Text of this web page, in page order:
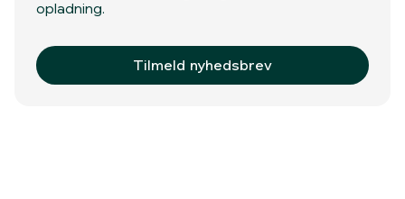
opladning.
Tilmeld nyhedsbrev